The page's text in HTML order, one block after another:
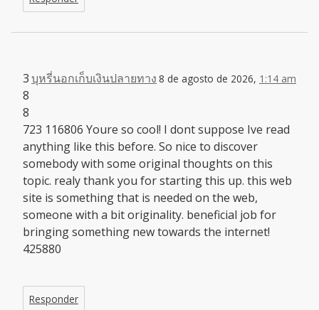
บุหรี่นอกเก็บเงินปลายทาง 8 de agosto de 2026, 1:14 am
3
8
8
723 116806 Youre so cool! I dont suppose Ive read
anything like this before. So nice to discover
somebody with some original thoughts on this
topic. realy thank you for starting this up. this web
site is something that is needed on the web,
someone with a bit originality. beneficial job for
bringing something new towards the internet!
425880
Responder